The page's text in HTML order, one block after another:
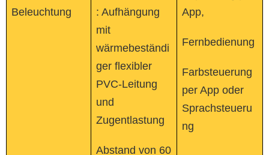
Beleuchtung
: Aufhängung
mit
wärmebeständi
ger flexibler
PVC-Leitung
und
Zugentlastung
Abstand von 60
App,
Fernbedienung
Farbsteuerung
per App oder
Sprachsteueru
ng